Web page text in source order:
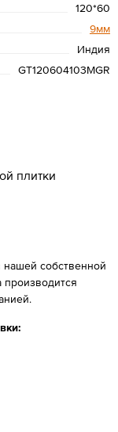
120*60
9мм
Индия
GT120604103MGR
плитки
нашей собственной
производится